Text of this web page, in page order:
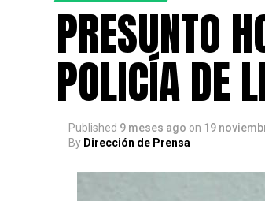
PRESUNTO
POLICÍA DE
Published 9 meses ago on 19
By Dirección de Prensa